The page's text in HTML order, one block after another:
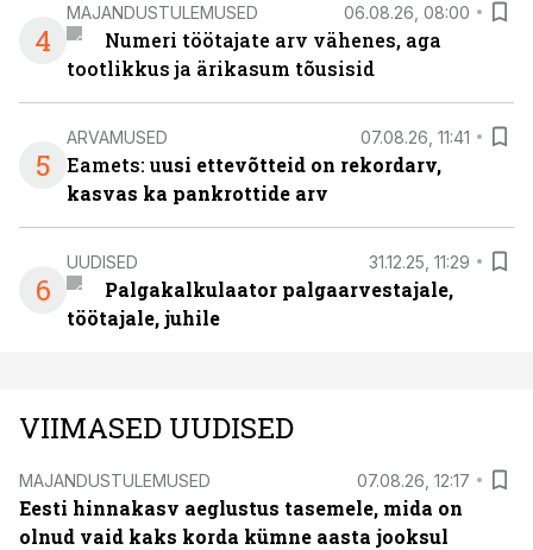
4
MAJANDUSTULEMUSED 06.08.26, 08:00
Numeri töötajate arv vähenes, aga
tootlikkus ja ärikasum tõusisid
5
ARVAMUSED 07.08.26, 11:41
Eamets: uusi ettevõtteid on rekordarv,
kasvas ka pankrottide arv
6
UUDISED 31.12.25, 11:29
Palgakalkulaator palgaarvestajale,
töötajale, juhile
VIIMASED UUDISED
MAJANDUSTULEMUSED 07.08.26, 12:17
Eesti hinnakasv aeglustus tasemele, mida on
olnud vaid kaks korda kümne aasta jooksul